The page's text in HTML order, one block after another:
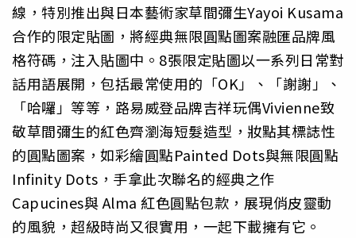
線，特別推出與日本藝術家草間彌生Yayoi Kusama
合作的限定貼圖，將經典無限圓點圖案融匯品牌風
格符碼，注入貼圖中。8張限定貼圖以一系列日常對
話用語展開，包括最常使用的「OK」、「謝謝」、
「哈囉」等等，路易威登品牌吉祥玩偶Vivienne致
敬草間彌生的紅色齊瀏海短髮造型，妝點其標誌性
的圓點圖案，如彩繪圓點Painted Dots與無限圓點
Infinity Dots，手拿此次聯名的經典之作
Capucines與 Alma 紅色圓點包款，展現俏皮靈動
的風貌，超級時尚又很實用，一起下載擁有它。